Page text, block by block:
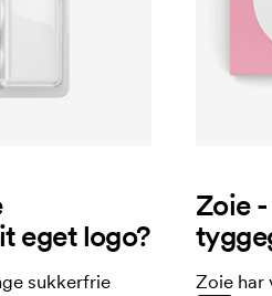
eget logo?
sukkerfrie
Zoie
Zoiehar